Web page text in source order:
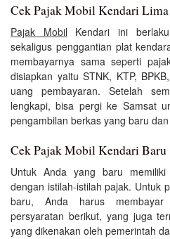
Cek Pajak Mobil Kendari Lima
Pajak Mobil Kendari ini
sekaligus penggantian plat
membayarnya sama seperti
disiapkan yaitu STNK, KTP,
uang pembayaran. Setelah
lengkapi, bisa pergi ke Samsat
pengambilan berkas yang baru
Cek Pajak Mobil Kendari Baru
Untuk Anda yang baru
dengan istilah-istilah pajak. Untuk
baru, Anda harus
persyaratan berikut, yang juga
yang dikenakan oleh pemerintah